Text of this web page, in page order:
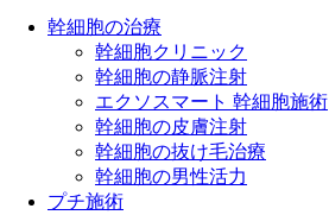
Menu
幹細胞の治療
幹細胞クリニック
幹細胞の静脈注射
エクソスマート 幹細胞施術
幹細胞の皮膚注射
幹細胞の抜け毛治療
幹細胞の男性活力
プチ施術